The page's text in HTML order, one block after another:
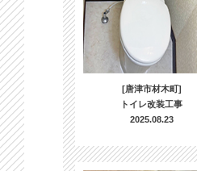
[唐津市材木町]
トイレ改装工事
2025.08.23